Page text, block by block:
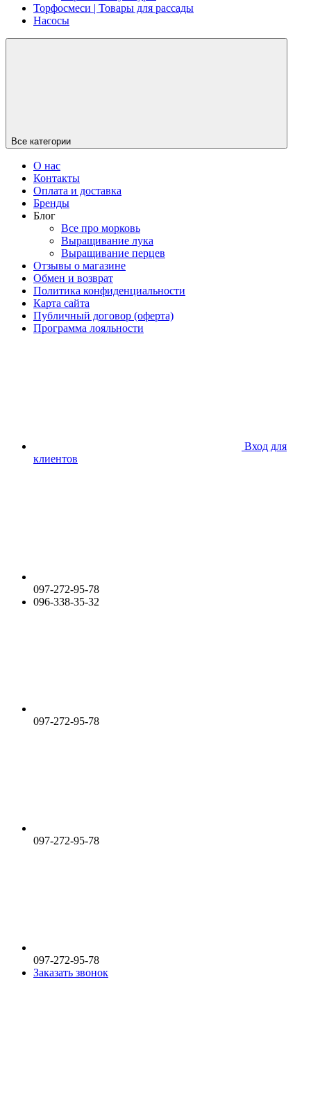
Торфосмеси | Товары для рассады
Насосы
Все категории
О нас
Контакты
Оплата и доставка
Бренды
Блог
Все про морковь
Выращивание лука
Выращивание перцев
Отзывы о магазине
Обмен и возврат
Политика конфиденциальности
Карта сайта
Публичный договор (оферта)
Программа лояльности
Вход для
клиентов
097-272-95-78
096-338-35-32
097-272-95-78
097-272-95-78
097-272-95-78
Заказать звонок